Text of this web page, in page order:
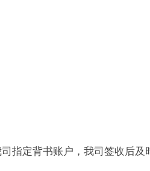
指定背书账户，我司签收后及